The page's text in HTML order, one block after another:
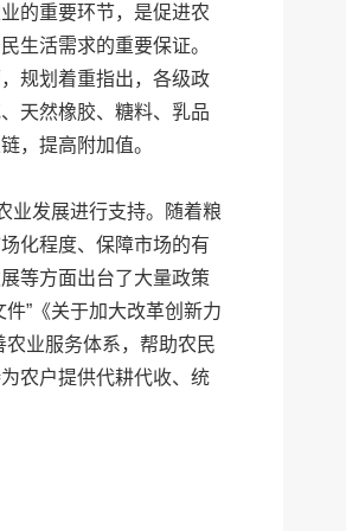
的重要环节，是促进农
生活需求的重要保证。
规划着重指出，各级政
天然橡胶、糖料、乳品
，提高附加值。
业发展进行支持。随着粮
化程度、保障市场的有
等方面出台了大量政策
”《关于加大改革创新力
业服务体系，帮助农民
农户提供代耕代收、统